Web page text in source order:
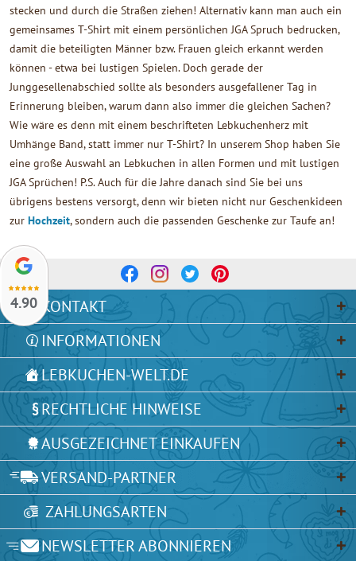
stecken und durch die Straßen ziehen! Alternativ kann man auch ein
gemeinsames T-Shirt mit einem persönlichen JGA Spruch bedrucken,
damit die beteiligten Männer bzw. Frauen gleich erkannt werden
können - etwa bei lustigen Spielen. Doch gerade der
Junggesellenabschied sollte als besonders ausgefallener Tag in
Erinnerung bleiben, warum dann also immer die gleichen Sachen?
Wie wäre es denn mit einem beschrifteten Lebkuchenherz mit
Umhänge Band, statt immer nur T-Shirt? In unserem Shop haben Sie
eine große Auswahl an Lebkuchen in allen Formen und mit lustigen
JGA Sprüchen! P.S. Auch für die Jahre danach sind Sie bei uns
übrigens bestens versorgt, denn wir bieten nicht nur Geschenkideen
zur Hochzeit, sondern auch die passenden Geschenke zur Taufe an!
4.90 KONTAKT
INFORMATIONEN
LEBKUCHEN-WELT.DE
RECHTLICHE HINWEISE
AUSGEZEICHNET EINKAUFEN
VERSAND-PARTNER
ZAHLUNGSARTEN
NEWSLETTER ABONNIEREN